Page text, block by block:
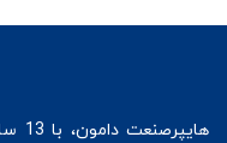
هایپرصنعت